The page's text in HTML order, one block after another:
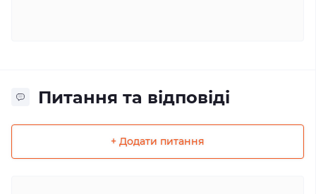
Питання та відповіді
+ Додати питання